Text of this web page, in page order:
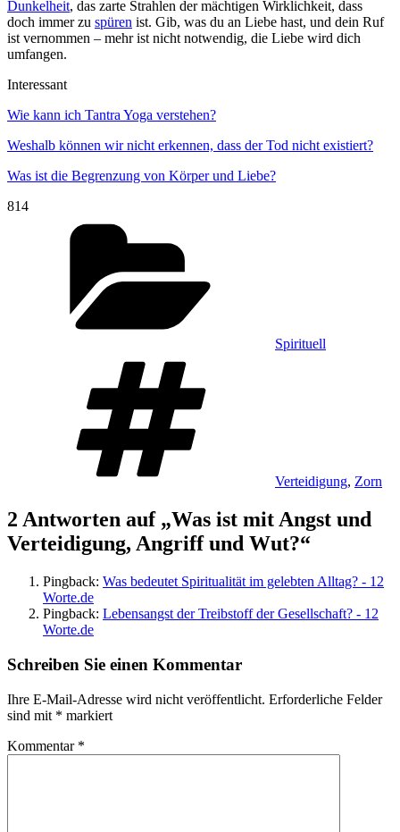
Dunkelheit, das zarte Strahlen der mächtigen Wirklichkeit, dass
doch immer zu spüren ist. Gib, was du an Liebe hast, und dein Ruf
ist vernommen – mehr ist nicht notwendig, die Liebe wird dich
umfangen.
Interessant
Wie kann ich Tantra Yoga verstehen?
Weshalb können wir nicht erkennen, dass der Tod nicht existiert?
Was ist die Begrenzung von Körper und Liebe?
814
Spirituell
Verteidigung, Zorn
2 Antworten auf „Was ist mit Angst und
Verteidigung, Angriff und Wut?“
Pingback: Was bedeutet Spiritualität im gelebten Alltag? - 12
Worte.de
Pingback: Lebensangst der Treibstoff der Gesellschaft? - 12
Worte.de
Schreiben Sie einen Kommentar
Ihre E-Mail-Adresse wird nicht veröffentlicht. Erforderliche Felder
sind mit * markiert
Kommentar *